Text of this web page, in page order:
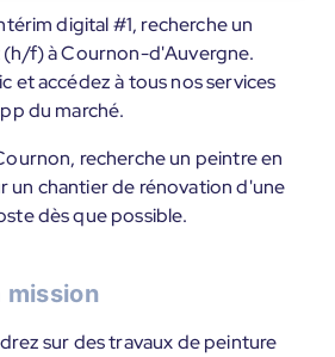
digital #1, recherche un
(h/f) à Cournon-d'Auvergne.
et accédez à tous nos services
du marché.
recherche un peintre en
chantier de rénovation d'une
dès que possible.
mission
sur des travaux de peinture